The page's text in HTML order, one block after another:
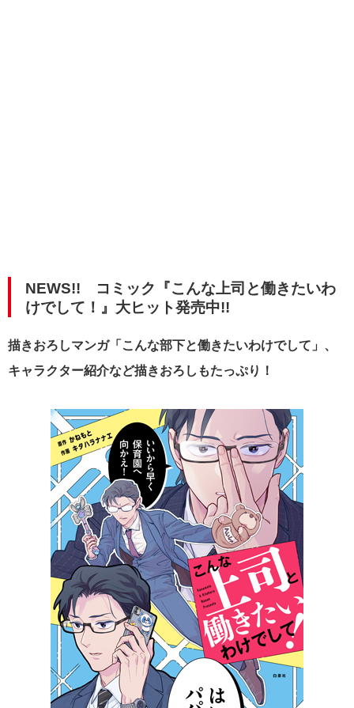
NEWS!! コミック『こんな上司と働きたいわ
けでして！』大ヒット発売中!!
描きおろしマンガ「こんな部下と働きたいわけでして」、
キャラクター紹介など描きおろしもたっぷり！